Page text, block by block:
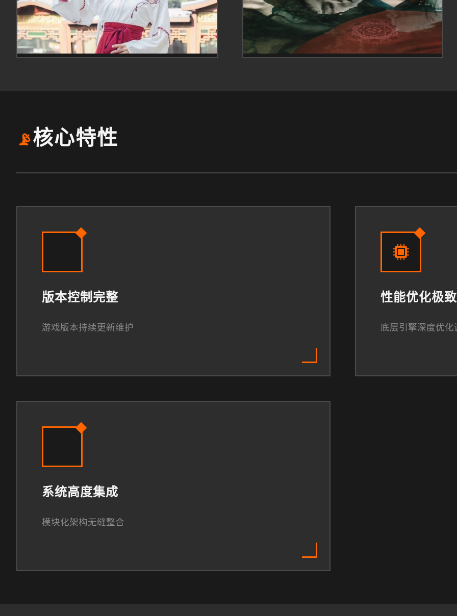
📡核心特性
版本控制完整
游戏版本持续更新维护
性能优化极致
底层引擎深度优化
系统高度集成
模块化架构无缝整合